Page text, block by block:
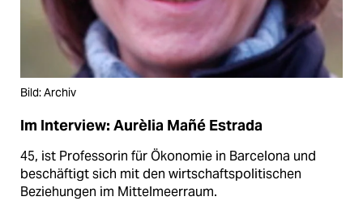
Bild: Archiv
Im Interview: Aurèlia Mañé Estrada
45, ist Professorin für Ökonomie in Barcelona und
beschäftigt sich mit den wirtschaftspolitischen
Beziehungen im Mittelmeerraum.